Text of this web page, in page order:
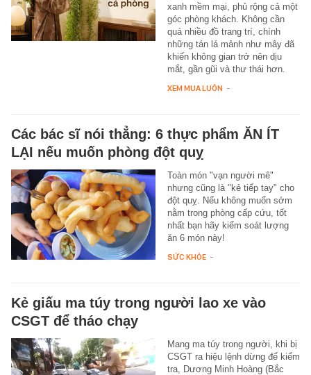
xanh mềm mại, phủ rộng cả một
góc phòng khách. Không cần
quá nhiều đồ trang trí, chính
những tán lá mảnh như mây đã
khiến không gian trở nên dịu
mắt, gần gũi và thư thái hơn.
XEM MUA LUÔN -
Các bác sĩ nói thẳng: 6 thực phẩm ĂN ÍT
LẠI nếu muốn phòng đột quỵ
Toàn món "vạn người mê"
nhưng cũng là "kẻ tiếp tay" cho
đột quỵ. Nếu không muốn sớm
nằm trong phòng cấp cứu, tốt
nhất bạn hãy kiểm soát lượng
ăn 6 món này!
SỨC KHỎE -
Kẻ giấu ma túy trong người lao xe vào
CSGT để tháo chạy
Mang ma túy trong người, khi bị
CSGT ra hiệu lệnh dừng để kiểm
tra, Dương Minh Hoàng (Bắc